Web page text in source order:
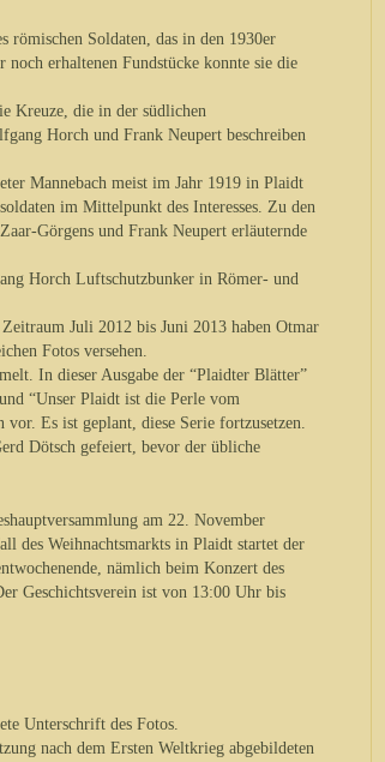
römischen Soldaten, das in den 1930er
erhaltenen Fundstücke konnte sie die
Kreuze, die in der südlichen
Horch und Frank Neupert beschreiben
Mannebach meist im Jahr 1919 in Plaidt
im Mittelpunkt des Interesses. Zu den
Görgens und Frank Neupert erläuternde
Horch Luftschutzbunker in Römer- und
Juli 2012 bis Juni 2013 haben Otmar
Fotos versehen.
In dieser Ausgabe der “Plaidter Blätter”
“Unser Plaidt ist die Perle vom
Es ist geplant, diese Serie fortzusetzen.
Dötsch gefeiert, bevor der übliche
am 22. November
des Weihnachtsmarkts in Plaidt startet der
nämlich beim Konzert des
Geschichtsverein ist von 13:00 Uhr bis
Unterschrift des Fotos.
nach dem Ersten Weltkrieg abgebildeten